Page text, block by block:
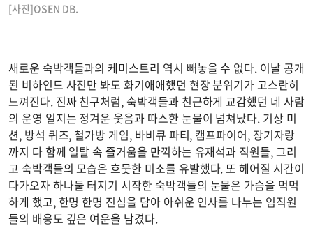
[사진]OSEN DB.
새로운 숙박객들과의 케미스트리 역시 빼놓을 수 없다. 이날 공개
된 비하인드 사진만 봐도 화기애애했던 현장 분위기가 고스란히
느껴진다. 진짜 친구처럼, 숙박객들과 친근하게 교감했던 네 사람
의 운영 일지는 정겨운 웃음과 따스한 눈물이 넘쳐났다. 기상 미
션, 방석 퀴즈, 철가방 게임, 바비큐 파티, 캠프파이어, 장기자랑
까지 다 함께 일탈 속 즐거움을 만끽하는 유재석과 직원들, 그리
고 숙박객들의 모습은 흐뭇한 미소를 유발했다. 또 헤어질 시간이
다가오자 하나둘 터지기 시작한 숙박객들의 눈물은 가슴을 먹먹
하게 했고, 한명 한명 진심을 담아 아쉬운 인사를 나누는 임직원
들의 배웅도 깊은 여운을 남겼다.